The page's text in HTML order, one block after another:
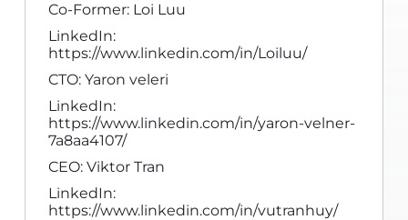
Co-Former: Loi Luu
LinkedIn:
https://www.linkedin.com/in/Loiluu/
CTO: Yaron veleri
LinkedIn:
https://www.linkedin.com/in/yaron-velner-
7a8aa4107/
CEO: Viktor Tran
LinkedIn:
https://www.linkedin.com/in/vutranhuy/